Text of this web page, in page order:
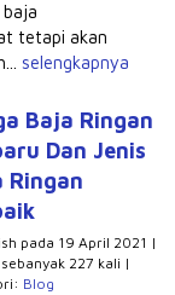
tetapi akan
selengkapnya
Baja Ringan
Dan Jenis
Ringan
pada 19 April 2021 |
227 kali |
Blog